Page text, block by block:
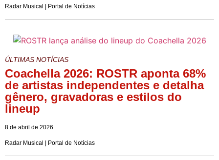
Radar Musical | Portal de Notícias
ÚLTIMAS NOTÍCIAS
Coachella 2026: ROSTR aponta 68%
de artistas independentes e detalha
gênero, gravadoras e estilos do
lineup
8 de abril de 2026
Radar Musical | Portal de Notícias